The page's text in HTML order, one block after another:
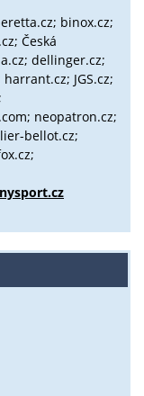
binox.cz;
Česká
dellinger.cz;
JGS.cz;
neopatron.cz;
bellot.cz;